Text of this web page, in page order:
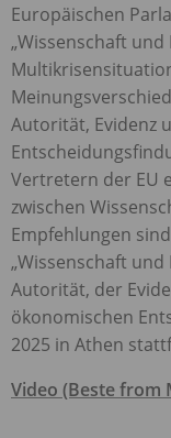
Europäischen
„Wissenschaft
Autorität, Evidenz
Vertretern der EU
zwischen
Empfehlungen
„Wissenschaft
Autorität, der
ökonomischen
2025 in Athen
Video (Beste from